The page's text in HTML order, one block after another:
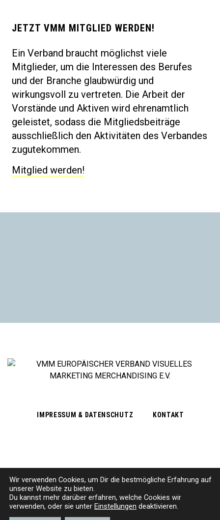
JETZT VMM MITGLIED WERDEN!
Ein Verband braucht möglichst viele
Mitglieder, um die Interessen des Berufes
und der Branche glaubwürdig und
wirkungsvoll zu vertreten. Die Arbeit der
Vorstände und Aktiven wird ehrenamtlich
geleistet, sodass die Mitgliedsbeiträge
ausschließlich den Aktivitäten des Verbandes
zugutekommen.
Mitglied werden!
IMPRESSUM & DATENSCHUTZ KONTAKT
Subscribe Newsletter
Wir verwenden Cookies, um Dir die bestmögliche Erfahrung auf
unserer Website zu bieten.
Du kannst mehr darüber erfahren, welche Cookies wir
verwenden, oder sie unter Einstellungen deaktivieren.